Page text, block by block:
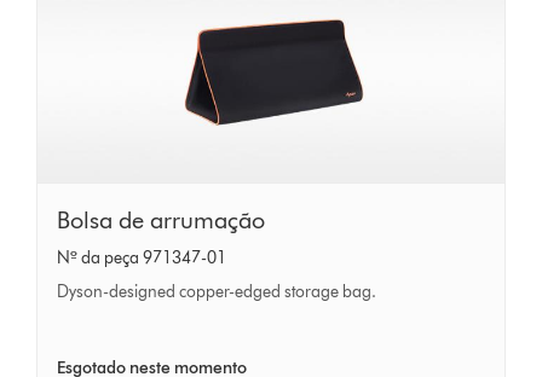
Bolsa
de
arrumação
Bolsa de arrumação
Nº da peça 971347-01
Dyson-designed copper-edged storage bag.
Esgotado neste momento